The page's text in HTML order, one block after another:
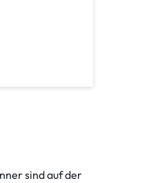
sind auf der